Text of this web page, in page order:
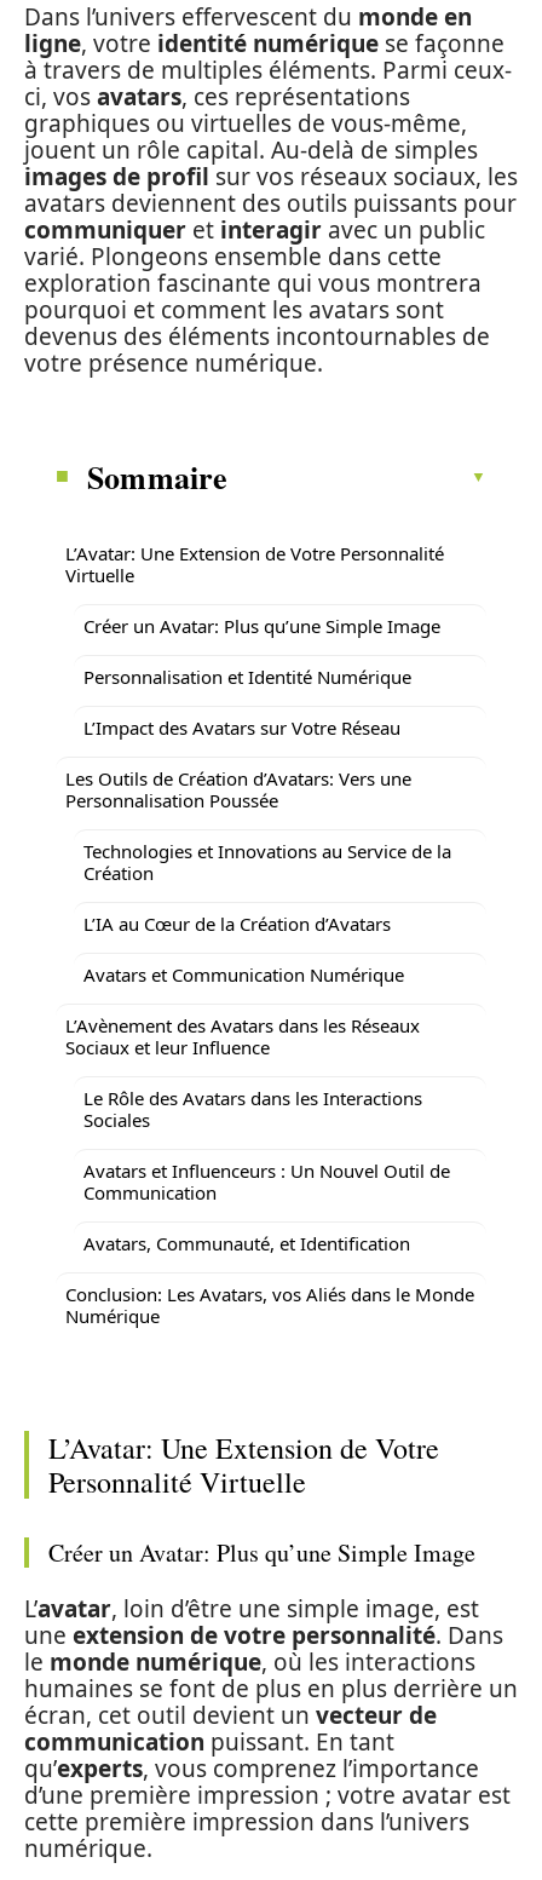
Dans l’univers effervescent du monde en
ligne, votre identité numérique se façonne
à travers de multiples éléments. Parmi ceux-
ci, vosavatars, ces représentations
graphiques ou virtuelles de vous-même,
jouent un rôle capital. Au-delà de simples
images de profil sur vos réseaux sociaux, les
avatars deviennent des outils puissants pour
communiquer et interagir avec un public
varié. Plongeons ensemble dans cette
exploration fascinante qui vous montrera
pourquoi et comment les avatars sont
devenus des éléments incontournables de
votre présence numérique.
Sommaire
L’Avatar: Une Extension de Votre Personnalité
Virtuelle
Créer un Avatar: Plus qu’une Simple Image
Personnalisation et Identité Numérique
L’Impact des Avatars sur Votre Réseau
Les Outils de Création d’Avatars: Vers une
Personnalisation Poussée
Technologies et Innovations au Service de la
Création
L’IA au Cœur de la Création d’Avatars
Avatars et Communication Numérique
L’Avènement des Avatars dans les Réseaux
Sociaux et leur Influence
Le Rôle des Avatars dans les Interactions
Sociales
Avatars et Influenceurs : Un Nouvel Outil de
Communication
Avatars, Communauté, et Identification
Conclusion: Les Avatars, vos Aliés dans le Monde
Numérique
L’Avatar: Une Extension de Votre
Personnalité Virtuelle
Créer un Avatar: Plus qu’une Simple Image
L’avatar, loin d’être une simple image, est
une extension de votre personnalité. Dans
le monde numérique, où les interactions
humaines se font de plus en plus derrière un
écran, cet outil devient un vecteur de
communication puissant. En tant
qu’experts, vous comprenez l’importance
d’une première impression ; votre avatar est
cette première impression dans l’univers
numérique.